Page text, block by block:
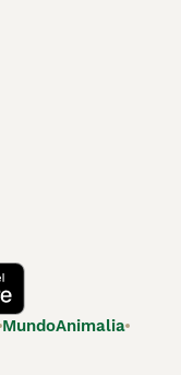
MundoAnimalia